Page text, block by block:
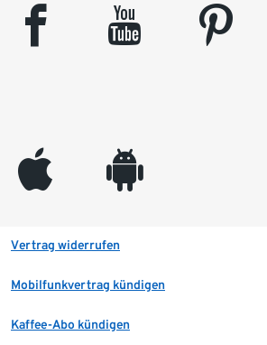
facebook youtube pinterest
appleinc android
Vertrag widerrufen
Mobilfunkvertrag kündigen
Kaffee-Abo kündigen